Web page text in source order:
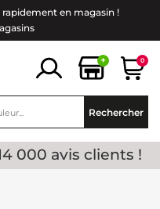
en magasin !
+ 0
Rechercher
14 000 avis clients !